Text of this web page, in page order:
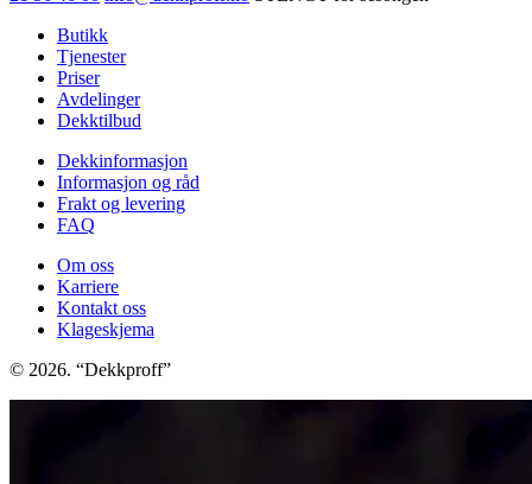
Butikk
Tjenester
Priser
Avdelinger
Dekktilbud
Dekkinformasjon
Informasjon og råd
Frakt og levering
FAQ
Om oss
Karriere
Kontakt oss
Klageskjema
© 2026. “Dekkproff”